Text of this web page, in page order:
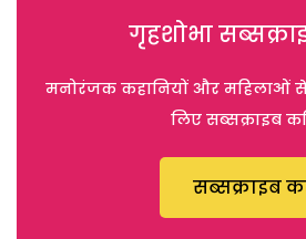
गृहशोभा
मनोरंजक कहानियों और महिलाओं
लिए सब्सक्राइब
सब्सक्राइब